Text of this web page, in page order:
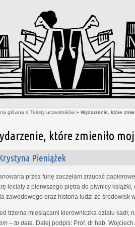
główna » Teksty uczestników » Wydarzenie, które
które zmieniło
Pieniążek
przez furię zaczęłam zrzucać
leciały z pierwszego piętra do piwnicy
zawodowego oraz historia ludzi ze środowisk
trzema miesiącami kierowniczka działu kadr,
– tu data. Dalej podpis: Prof. dr hab.